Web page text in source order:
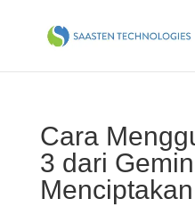
Cara
3 dari